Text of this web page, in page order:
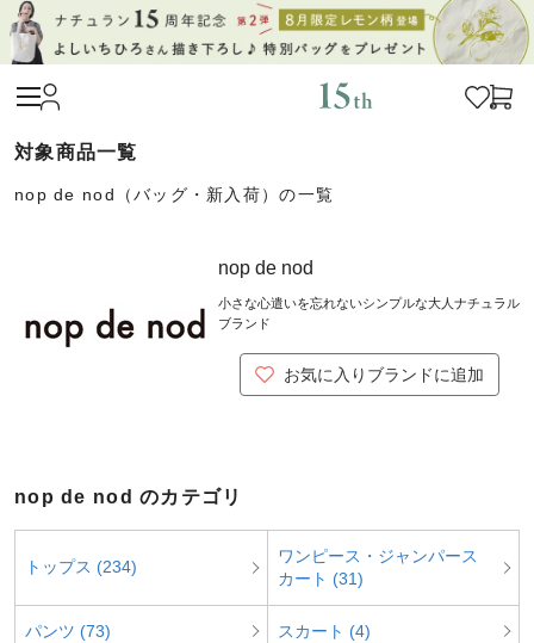
nop de nod（バッグ・新入荷）の一覧
nop de nod
小さな心遣いを忘れないシンプルな大人ナチュラル
ブランド
お気に入りブランドに追加
nop de nod のカテゴリ
トップス (234)
ワンピース・ジャンパース
カート (31)
パンツ (73) スカート (4)